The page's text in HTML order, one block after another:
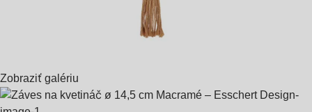
Zobraziť galériu